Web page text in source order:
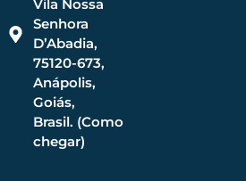
Vila Nossa
Senhora
D’Abadia,
75120-673,
Anápolis,
Goiás,
Brasil. (Como
chegar)